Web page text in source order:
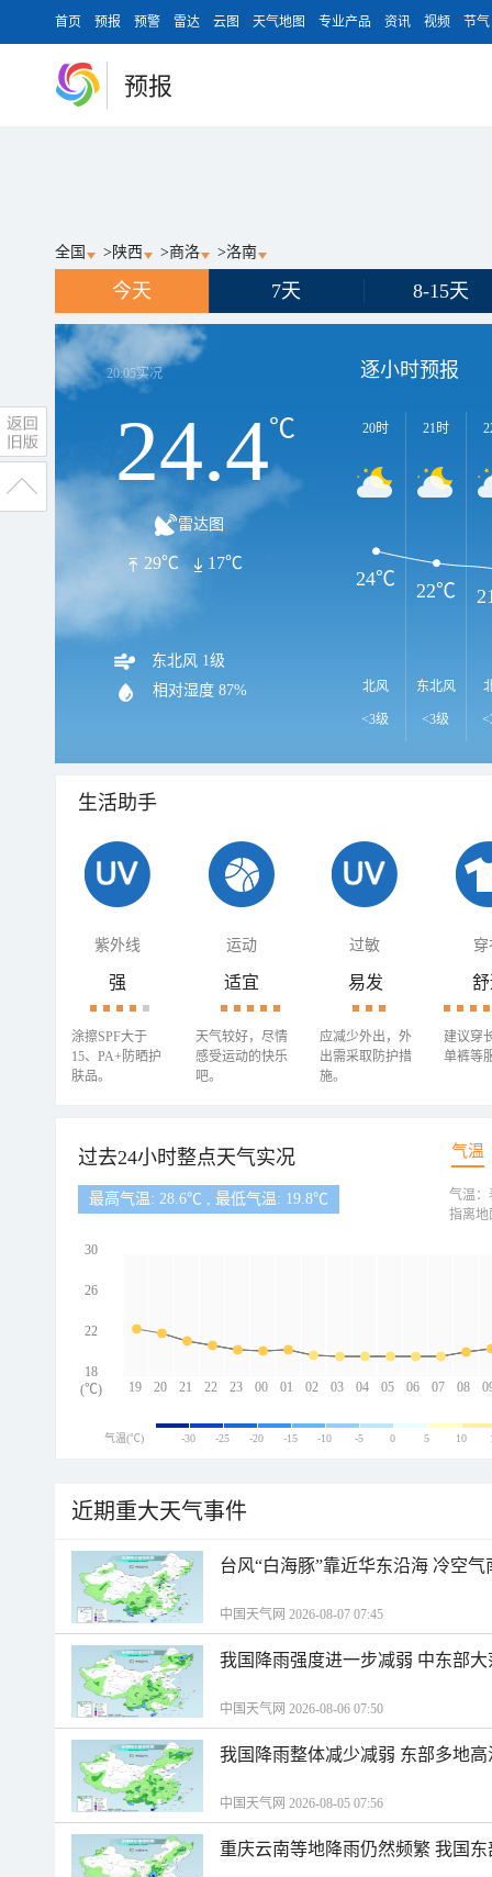
首页 预报 预警 雷达 云图 天气地图 专业产品 资讯 视频 节气
预报
全国 > 陕西 >商洛 >洛南
今天 7天 8-15天
20:05实况
24.4℃
雷达图
29℃ 17℃
东北风 1级
相对湿度 87%
逐小时预报
20时
北风
<3级
21时
东北风
<3级
24℃
22℃
生活助手
紫外线 运动 过敏 穿
强
涂擦SPF大于
15、PA+防晒护
肤品。
适宜
天气较好，尽情
感受运动的快乐
吧。
易发
应减少外出，外
出需采取防护措
施。
建议穿
单裤等
过去24小时整点天气实况 气温
最高气温: 28.6℃ , 最低气温: 19.8℃
19 20 21 22 23 00 01 02 03 04 05 06 07 08
30
26
22
18
(℃)
气温：
指离地
气温(℃) -30 -25 -20 -15 -10 -5 0 5 10
近期重大天气事件
台风“白海豚”靠近华东沿海 冷空
中国天气网 2026-08-07 07:45
我国降雨强度进一步减弱 中东部
中国天气网 2026-08-06 07:50
我国降雨整体减少减弱 东部多地
中国天气网 2026-08-05 07:56
重庆云南等地降雨仍然频繁 我国